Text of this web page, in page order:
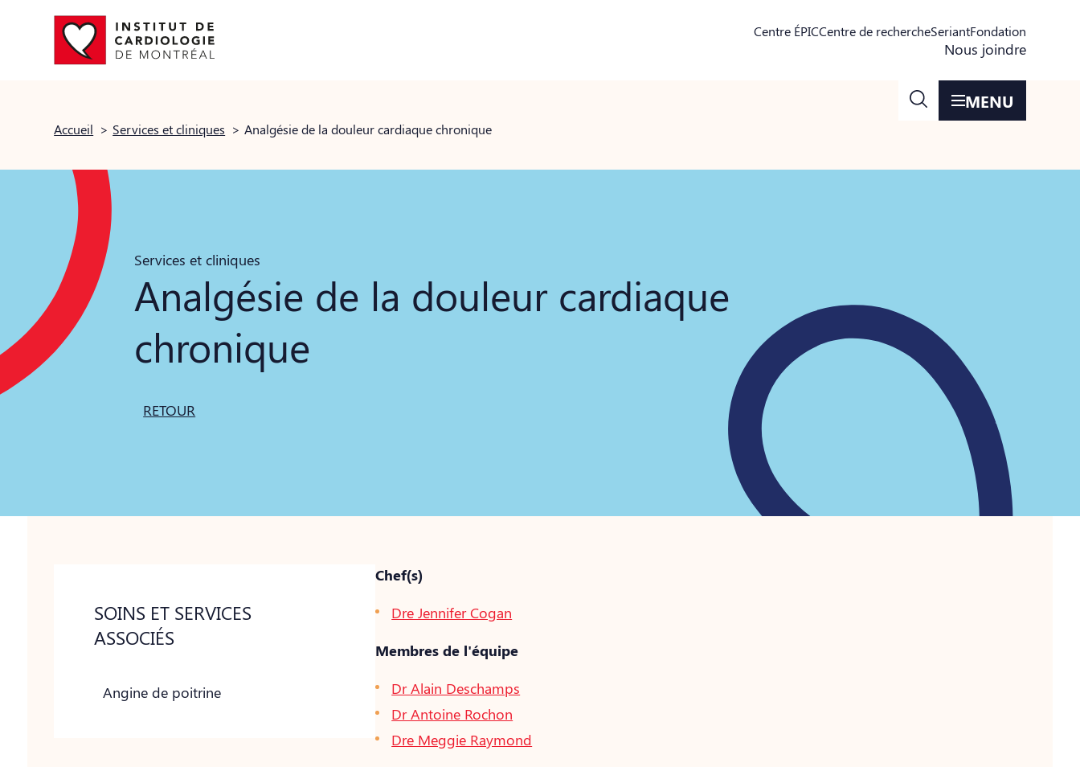
Centre ÉPICCentre de rechercheSeriantFondation
Nous joindre
MENU
Accueil > Services et cliniques > Analgésie de la douleur cardiaque chronique
Services et cliniques
Analgésie de la douleur cardiaque
chronique
RETOUR
SOINS ET SERVICES
ASSOCIÉS
Angine de poitrine
Chef(s)
Dre Jennifer Cogan
Membres de l'équipe
Dr Alain Deschamps
Dr Antoine Rochon
Dre Meggie Raymond